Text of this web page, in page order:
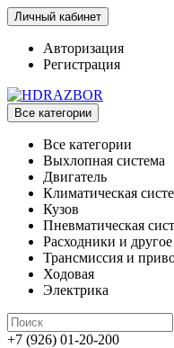
Личный кабинет
Авторизация
Регистрация
Все категории
Все категории
Выхлопная система
Двигатель
Климатическая
Кузов
Пневматическая
Расходники и другое
Трансмиссия и
Ходовая
Электрика
+7 (926) 01-20-200